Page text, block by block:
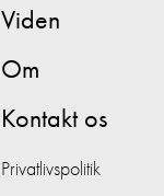
Viden
Om
Kontakt os
Privatlivspolitik